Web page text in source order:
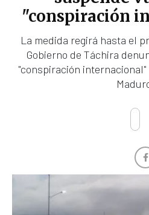
"conspiración
La medida regirá hasta el
Gobierno de Táchira
"conspiración